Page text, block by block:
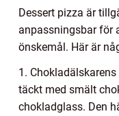
Dessert pizza är
anpassningsbar för
önskemål. Här är
1.
täckt med smält
chokladglass. Den